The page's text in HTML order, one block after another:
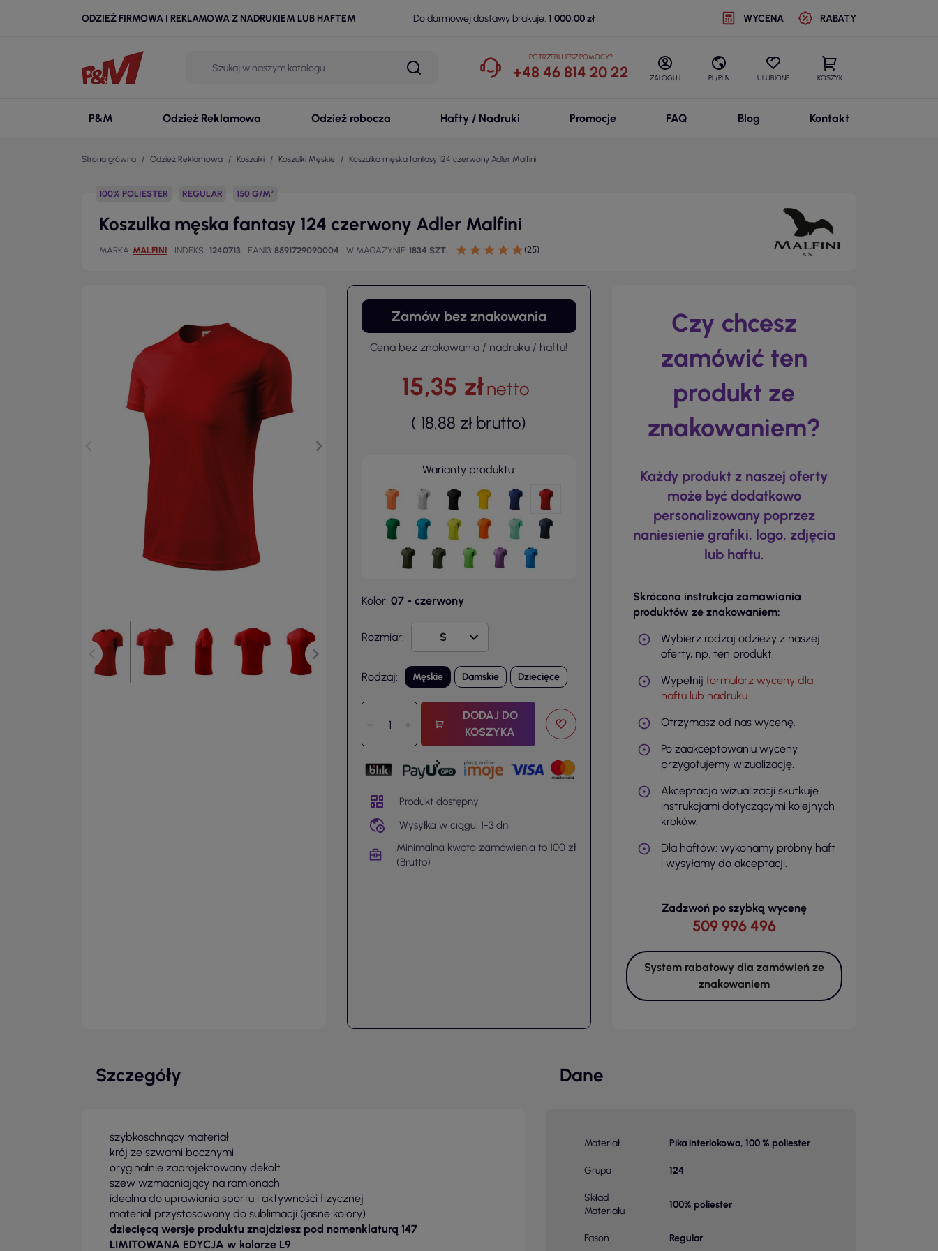
ODZIEŻ FIRMOWA I REKLAMOWA Z NADRUKIEM LUB HAFTEM Do darmowej dostawy brakuje: 1 000,00 zł WYCENA RABATY
POTRZEBUJESZ POMOCY?
+48 46 814 20 22 ZALOGUJ PL/PLN ULUBIONE KOSZYK
P&M Odzież Reklamowa Odzież robocza Hafty / Nadruki Promocje FAQ Blog Kontakt
Strona główna Odzież Reklamowa Koszulki Koszulki Męskie Koszulka męska fantasy 124 czerwony Adler Malfini
100% POLIESTER REGULAR 150 G/M²
Koszulka męska fantasy 124 czerwony Adler Malfini
MARKA MALFINI INDEKS 1240713 EAN13 8591729090004 W MAGAZYNIE 1834 SZT. (25)
Zamów bez znakowania
Cena bez znakowania / nadruku / haftu!
15,35 złnetto
( 18,88 zł brutto)
Warianty produktu:
Kolor: 07 - czerwony
Rozmiar:
Rodzaj: Męskie Damskie Dziecięce
DODAJ DO
KOSZYKA
Produkt dostępny
Wysyłka w ciągu: 1-3 dni
Minimalna kwota zamówienia to 100 zł
(Brutto)
Czy chcesz
zamówić ten
produkt ze
znakowaniem?
Każdy produkt z naszej oferty
może być dodatkowo
personalizowany poprzez
naniesienie grafiki, logo, zdjęcia
lub haftu.
Skrócona instrukcja zamawiania
produktów ze znakowaniem:
Wybierz rodzaj odzieży z naszej
oferty, np. ten produkt.
Wypełnij formularz wyceny dla
haftu lub nadruku.
Otrzymasz od nas wycenę.
Po zaakceptowaniu wyceny
przygotujemy wizualizację.
Akceptacja wizualizacji skutkuje
instrukcjami dotyczącymi kolejnych
kroków.
Dla haftów: wykonamy próbny haft
i wysyłamy do akceptacji.
Zadzwoń po szybką wycenę
509 996 496
System rabatowy dla zamówień ze
znakowaniem
Szczegóły
szybkoschnący materiał
krój ze szwami bocznymi
oryginalnie zaprojektowany dekolt
szew wzmacniający na ramionach
idealna do uprawiania sportu i aktywności fizycznej
materiał przystosowany do sublimacji (jasne kolory)
dziecięcą wersje produktu znajdziesz pod nomenklaturą 147
LIMITOWANA EDYCJA w kolorze L9
Dane
Materiał Pika interlokowa, 100 % poliester
Grupa 124
Skład
Materiału
100% poliester
Fason Regular